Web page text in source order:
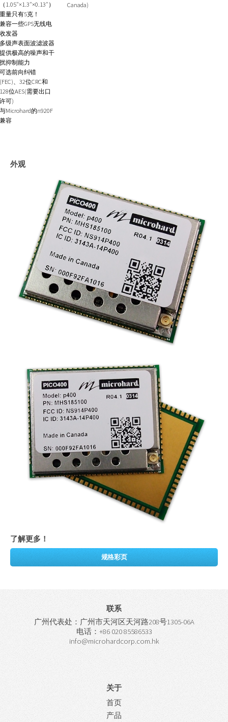
1.05"×1.3"×0.13"）
量只有5克！
容一些GPS无线电
发器
级声表面波滤波器
供极高的噪声和干
抑制能力
选前向纠错
、32位CRC和
位AES(需要出口
可)
Microhard的n920F
容
Canada)
外观
了解更多！
规格彩页
联系
广州代表处：广州市天河区天河路208号1305-06A
电话：+86 020 85586533
info@microhardcorp.com.hk
关于
首页
产品